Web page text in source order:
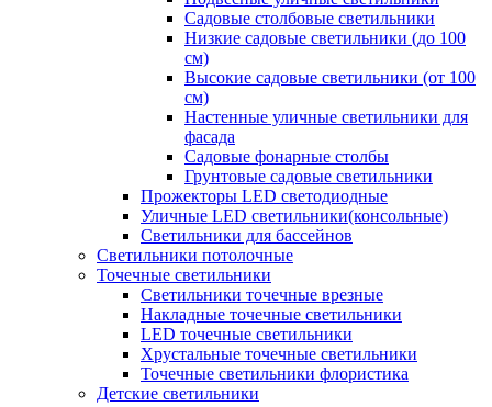
Садовые столбовые светильники
Низкие садовые светильники (до 100
см)
Высокие садовые светильники (от 100
см)
Настенные уличные светильники для
фасада
Садовые фонарные столбы
Грунтовые садовые светильники
Прожекторы LED светодиодные
Уличные LED светильники(консольные)
Светильники для бассейнов
Светильники потолочные
Точечные светильники
Светильники точечные врезные
Накладные точечные светильники
LED точечные светильники
Хрустальные точечные светильники
Точечные светильники флористика
Детские светильники